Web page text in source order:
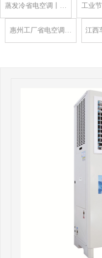
蒸发冷省电空调丨… 工业
惠州工厂省电空调… 江西